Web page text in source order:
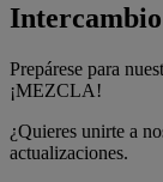
Prepárese para
¡MEZCLA!
¿Quieres unirte a
actualizaciones.